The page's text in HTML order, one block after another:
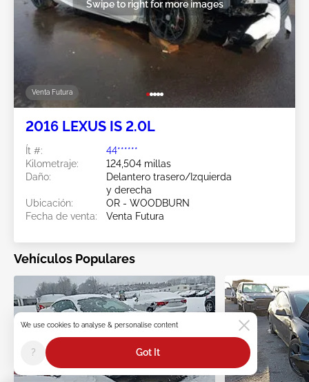
Venta Futura
Swipe to right for more images
2016 LEXUS IS 2.0L
Ít #:
44******
Kilometraje:
124,504 millas
Daño:
Delantero trasero/Izquierda
y derecha
Ubicación:
OR - WOODBURN
Fecha de venta:
Venta Futura
Vehículos Populares
We use cookies to analyse & personalise content
? Got It